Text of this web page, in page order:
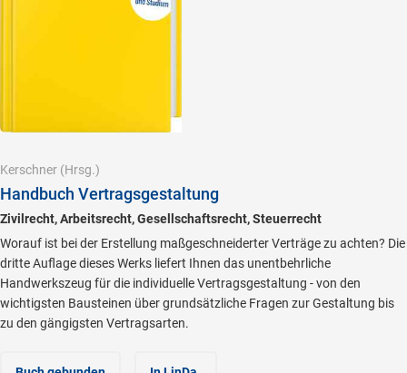
Kerschner (Hrsg.)
Handbuch Vertragsgestaltung
Zivilrecht, Arbeitsrecht, Gesellschaftsrecht, Steuerrecht
Worauf ist bei der Erstellung maßgeschneiderter Verträge zu achten? Die
dritte Auflage dieses Werks liefert Ihnen das unentbehrliche
Handwerkszeug für die individuelle Vertragsgestaltung - von den
wichtigsten Bausteinen über grundsätzliche Fragen zur Gestaltung bis
zu den gängigsten Vertragsarten.